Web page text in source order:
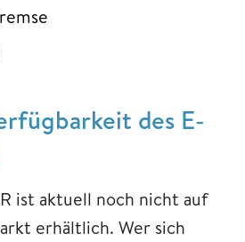
des E-
ist aktuell noch nicht auf
erhältlich. Wer sich